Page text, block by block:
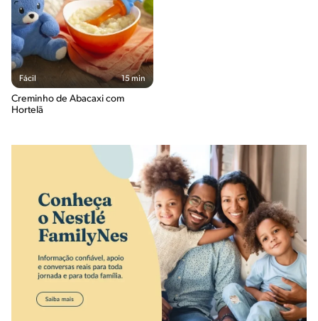
Fácil 15 min
Creminho de Abacaxi com
Hortelã